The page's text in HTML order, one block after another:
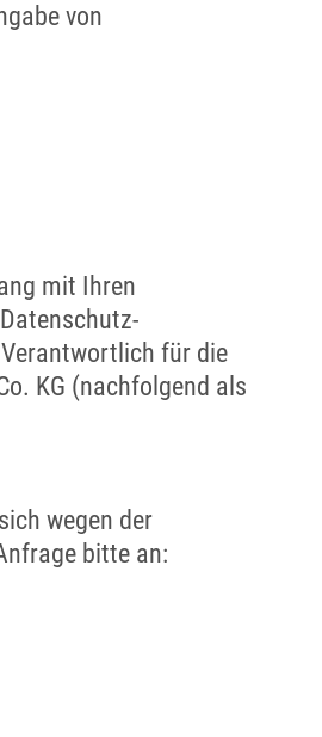
von
mit Ihren
Verantwortlich für die
KG (nachfolgend als
wegen der
bitte an: